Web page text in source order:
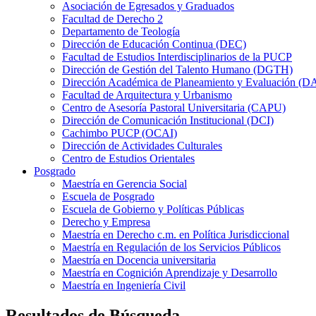
Asociación de Egresados y Graduados
Facultad de Derecho 2
Departamento de Teología
Dirección de Educación Continua (DEC)
Facultad de Estudios Interdisciplinarios de la PUCP
Dirección de Gestión del Talento Humano (DGTH)
Dirección Académica de Planeamiento y Evaluación
Facultad de Arquitectura y Urbanismo
Centro de Asesoría Pastoral Universitaria (CAPU)
Dirección de Comunicación Institucional (DCI)
Cachimbo PUCP (OCAI)
Dirección de Actividades Culturales
Centro de Estudios Orientales
Posgrado
Maestría en Gerencia Social
Escuela de Posgrado
Escuela de Gobierno y Políticas Públicas
Derecho y Empresa
Maestría en Derecho c.m. en Política Jurisdiccional
Maestría en Regulación de los Servicios Públicos
Maestría en Docencia universitaria
Maestría en Cognición Aprendizaje y Desarrollo
Maestría en Ingeniería Civil